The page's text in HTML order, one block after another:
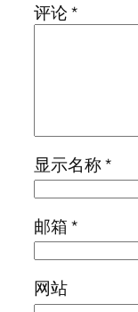
评论*
显示名称*
邮箱*
网站